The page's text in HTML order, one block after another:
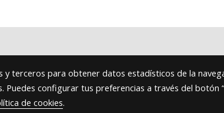
y terceros para obtener datos estadísticos de la
Puedes configurar tus preferencias a través del botón
de cookies.